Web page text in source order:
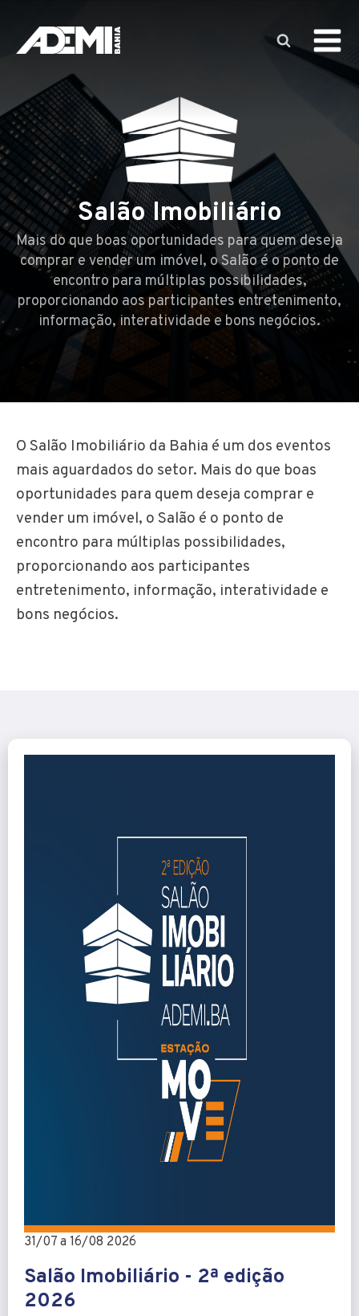
Salão Imobiliário
Mais do que boas oportunidades para quem deseja
comprar e vender um imóvel, o Salão é o ponto de
encontro para múltiplas possibilidades,
proporcionando aos participantes entretenimento,
informação, interatividade e bons negócios.
O Salão Imobiliário da Bahia é um dos eventos
mais aguardados do setor. Mais do que boas
oportunidades para quem deseja comprar e
vender um imóvel, o Salão é o ponto de
encontro para múltiplas possibilidades,
proporcionando aos participantes
entretenimento, informação, interatividade e
bons negócios.
31/07 a 16/08 2026
Salão Imobiliário - 2ª edição
2026